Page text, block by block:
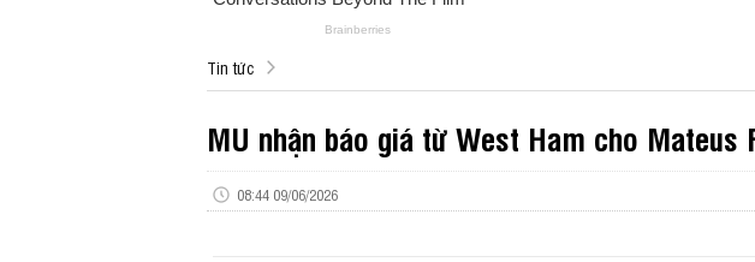
Tin tức
MU nhận báo giá từ West Ham cho Mateus
08:44 09/06/2026